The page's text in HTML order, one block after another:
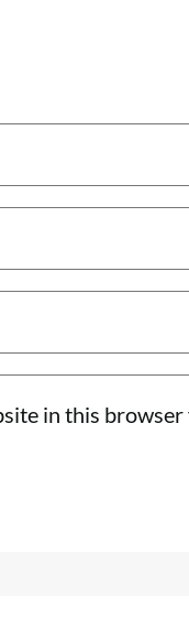
in this